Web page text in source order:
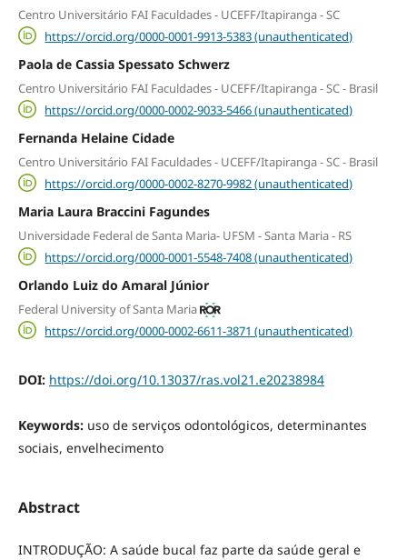
Centro Universitário FAI Faculdades - UCEFF/Itapiranga - SC
https://orcid.org/0000-0001-9913-5383 (unauthenticated)
Paola de Cassia Spessato Schwerz
Centro Universitário FAI Faculdades - UCEFF/Itapiranga - SC - Brasil
https://orcid.org/0000-0002-9033-5466 (unauthenticated)
Fernanda Helaine Cidade
Centro Universitário FAI Faculdades - UCEFF/Itapiranga - SC - Brasil
https://orcid.org/0000-0002-8270-9982 (unauthenticated)
Maria Laura Braccini Fagundes
Universidade Federal de Santa Maria- UFSM - Santa Maria - RS
https://orcid.org/0000-0001-5548-7408 (unauthenticated)
Orlando Luiz do Amaral Júnior
Federal University of Santa Maria
https://orcid.org/0000-0002-6611-3871 (unauthenticated)
DOI: https://doi.org/10.13037/ras.vol21.e20238984
Keywords: uso de serviços odontológicos, determinantes
sociais, envelhecimento
Abstract
INTRODUÇÃO: A saúde bucal faz parte da saúde geral e